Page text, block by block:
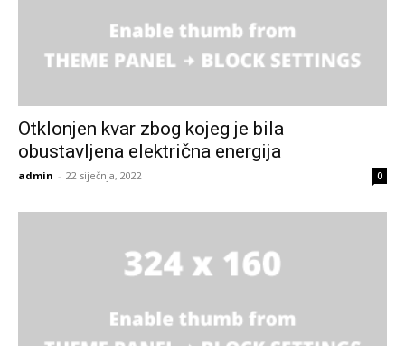
Otklonjen kvar zbog kojeg je bila
obustavljena električna energija
admin - 22 siječnja, 2022 0